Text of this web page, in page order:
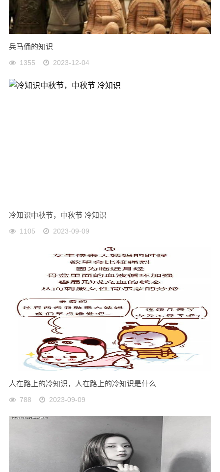
兵马俑的知识
1355 2023-12-04
冷知识中秋节，中秋节 冷知识
1105 2023-09-09
人在路上的冷知识，人在路上的冷知识是什么
788 2023-09-09